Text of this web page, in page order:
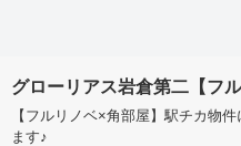
グローリアス岩倉第二【フ
【フルリノベ×角部屋】駅チカ物
ます♪